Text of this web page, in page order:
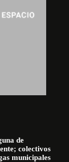
de
colectivos
municipales